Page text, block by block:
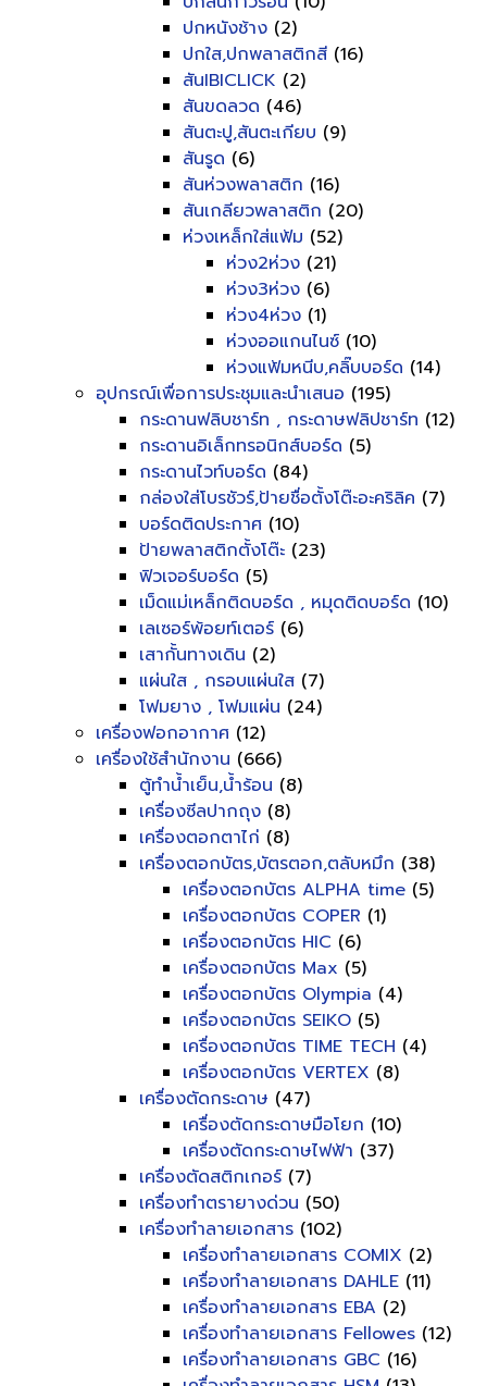
ปกหนังช้าง (2)
ปกใส,ปกพลาสติกสี (16)
สันIBICLICK (2)
สันขดลวด (46)
สันตะปู,สันตะเกียบ (9)
สันรูด (6)
สันห่วงพลาสติก (16)
สันเกลียวพลาสติก (20)
ห่วงเหล็กใส่แฟ้ม (52)
ห่วง2ห่วง (21)
ห่วง3ห่วง (6)
ห่วง4ห่วง (1)
ห่วงออแกนไนซ์ (10)
ห่วงแฟ้มหนีบ,คลิ๊บบอร์ด (14)
อุปกรณ์เพื่อการประชุมและนำเสนอ (195)
กระดานฟลิบชาร์ท , กระดาษฟลิปชาร์ท (12)
กระดานอิเล็กทรอนิกส์บอร์ด (5)
กระดานไวท์บอร์ด (84)
กล่องใส่โบรชัวร์,ป้ายชื่อตั้งโต๊ะอะคริลิค (7)
บอร์ดติดประกาศ (10)
ป้ายพลาสติกตั้งโต๊ะ (23)
ฟิวเจอร์บอร์ด (5)
เม็ดแม่เหล็กติดบอร์ด , หมุดติดบอร์ด (10)
เลเซอร์พ้อยท์เตอร์ (6)
เสากั้นทางเดิน (2)
แผ่นใส , กรอบแผ่นใส (7)
โฟมยาง , โฟมแผ่น (24)
เครื่องฟอกอากาศ (12)
เครื่องใช้สำนักงาน (666)
ตู้ทำน้ำเย็น,น้ำร้อน (8)
เครื่องซีลปากถุง (8)
เครื่องตอกตาไก่ (8)
เครื่องตอกบัตร,บัตรตอก,ตลับหมึก (38)
เครื่องตอกบัตร ALPHA time (5)
เครื่องตอกบัตร COPER (1)
เครื่องตอกบัตร HIC (6)
เครื่องตอกบัตร Max (5)
เครื่องตอกบัตร Olympia (4)
เครื่องตอกบัตร SEIKO (5)
เครื่องตอกบัตร TIME TECH (4)
เครื่องตอกบัตร VERTEX (8)
เครื่องตัดกระดาษ (47)
เครื่องตัดกระดาษมือโยก (10)
เครื่องตัดกระดาษไฟฟ้า (37)
เครื่องตัดสติกเกอร์ (7)
เครื่องทำตรายางด่วน (50)
เครื่องทำลายเอกสาร (102)
เครื่องทำลายเอกสาร COMIX (2)
เครื่องทำลายเอกสาร DAHLE (11)
เครื่องทำลายเอกสาร EBA (2)
เครื่องทำลายเอกสาร Fellowes (12)
เครื่องทำลายเอกสาร GBC (16)